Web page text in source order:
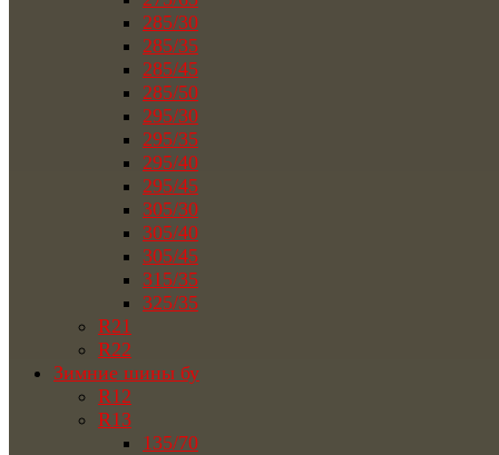
285/30
285/35
285/45
285/50
295/30
295/35
295/40
295/45
305/30
305/40
305/45
315/35
325/35
R21
R22
Зимние шины бу
R12
R13
135/70